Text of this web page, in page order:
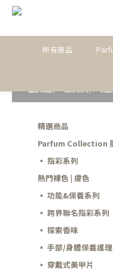
所有商品
全部商品/▪ 指彩系列/▪ 精選
精選商品
Parfum Collection
▪ 指彩系列
熱門裸色 | 膚色
▪ 功能&保養系列
▪ 跨界聯名指彩系列
▪ 探索香味
▪ 手部/身體保養護理
▪ 穿戴式美甲片